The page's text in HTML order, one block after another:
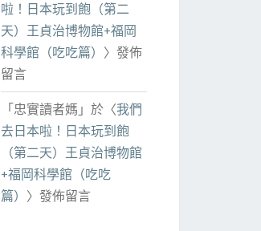
啦！日本玩到飽（第二
天）王貞治博物館+福岡
科學館（吃吃篇） 〉發佈
留言
「 忠實讀者媽 」於〈我們
去日本啦！日本玩到飽
（第二天）王貞治博物館
+福岡科學館（吃吃
篇） 〉發佈留言